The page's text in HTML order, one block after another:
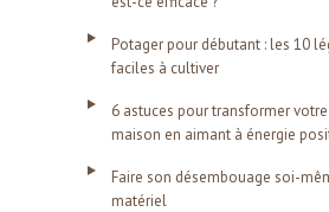
Potager pour débutant : les 10
faciles à cultiver
6 astuces pour transformer
maison en aimant à énergie
Faire son désembouage soi-
matériel